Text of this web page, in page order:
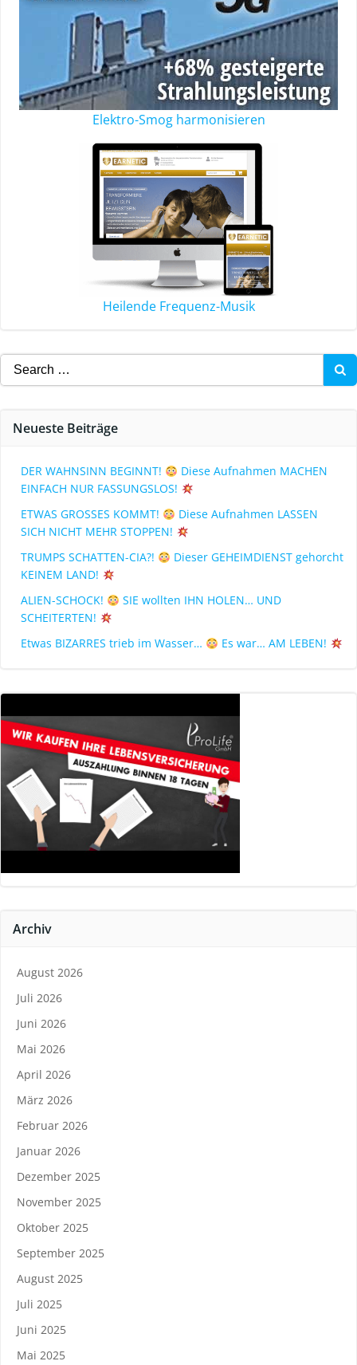
Elektro-Smog harmonisieren
Heilende Frequenz-Musik
Neueste Beiträge
DER WAHNSINN BEGINNT!
Diese Aufnahmen MACHEN
EINFACH NUR FASSUNGSLOS!
ETWAS GROSSES KOMMT!
Diese Aufnahmen LASSEN
SICH NICHT MEHR STOPPEN!
TRUMPS SCHATTEN-CIA?!
Dieser GEHEIMDIENST gehorcht
KEINEM LAND!
ALIEN-SCHOCK!
SIE wollten IHN HOLEN… UND
SCHEITERTEN!
Etwas BIZARRES trieb im Wasser…
Es war… AM LEBEN!
Archiv
August 2026
Juli 2026
Juni 2026
Mai 2026
April 2026
März 2026
Februar 2026
Januar 2026
Dezember 2025
November 2025
Oktober 2025
September 2025
August 2025
Juli 2025
Juni 2025
Mai 2025